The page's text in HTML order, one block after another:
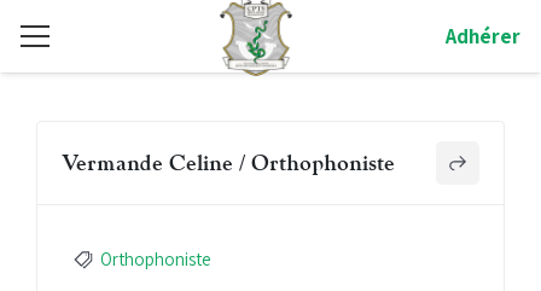
Adhérer
Vermande Celine / Orthophoniste
Orthophoniste